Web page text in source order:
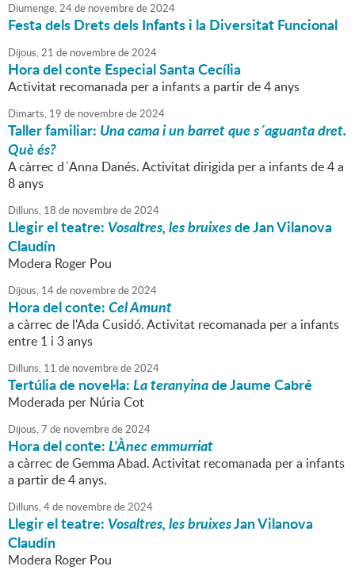
Diumenge,24de novembrede2024
Festa dels Drets dels Infants i la Diversitat Funcional
Dijous,21 de novembrede2024
Hora del conte Especial Santa Cecília
Activitat recomanada per a infants a partir de 4 anys
Dimarts, 19 de novembrede2024
Taller familiar: Una cama i un barret que s´aguanta dret.
Què és?
A càrrec d´Anna Danés. Activitat dirigida per a infants de 4 a
8 anys
Dilluns, 18 de novembrede2024
Llegir el teatre: Vosaltres, les bruixesde Jan Vilanova
Claudín
Modera Roger Pou
Dijous, 14de novembrede2024
Hora del conte:Cel Amunt
a càrrec de l'Ada Cusidó. Activitat recomanada per a infants
entre 1 i 3 anys
Dilluns, 11 de novembrede2024
Tertúlia de novel·la:La teranyinade Jaume Cabré
Moderada per Núria Cot
Dijous,7 de novembrede2024
Hora del conte:L'Ànec emmurriat
a càrrec de Gemma Abad. Activitat recomanada per a infants
a partir de 4 anys.
Dilluns,4de novembrede2024
Llegir el teatre: Vosaltres, les bruixesJan Vilanova
Claudín
Modera Roger Pou